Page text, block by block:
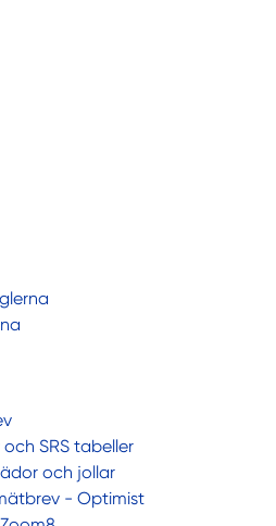
SRS tabeller
och jollar
- Optimist